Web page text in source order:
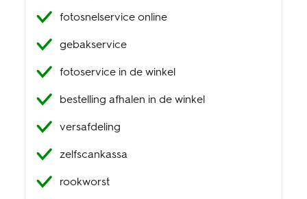
klantenservice
fotosnelservice online
gebakservice
fotoservice in de winkel
bestelling afhalen in de winkel
versafdeling
zelfscankassa
rookworst